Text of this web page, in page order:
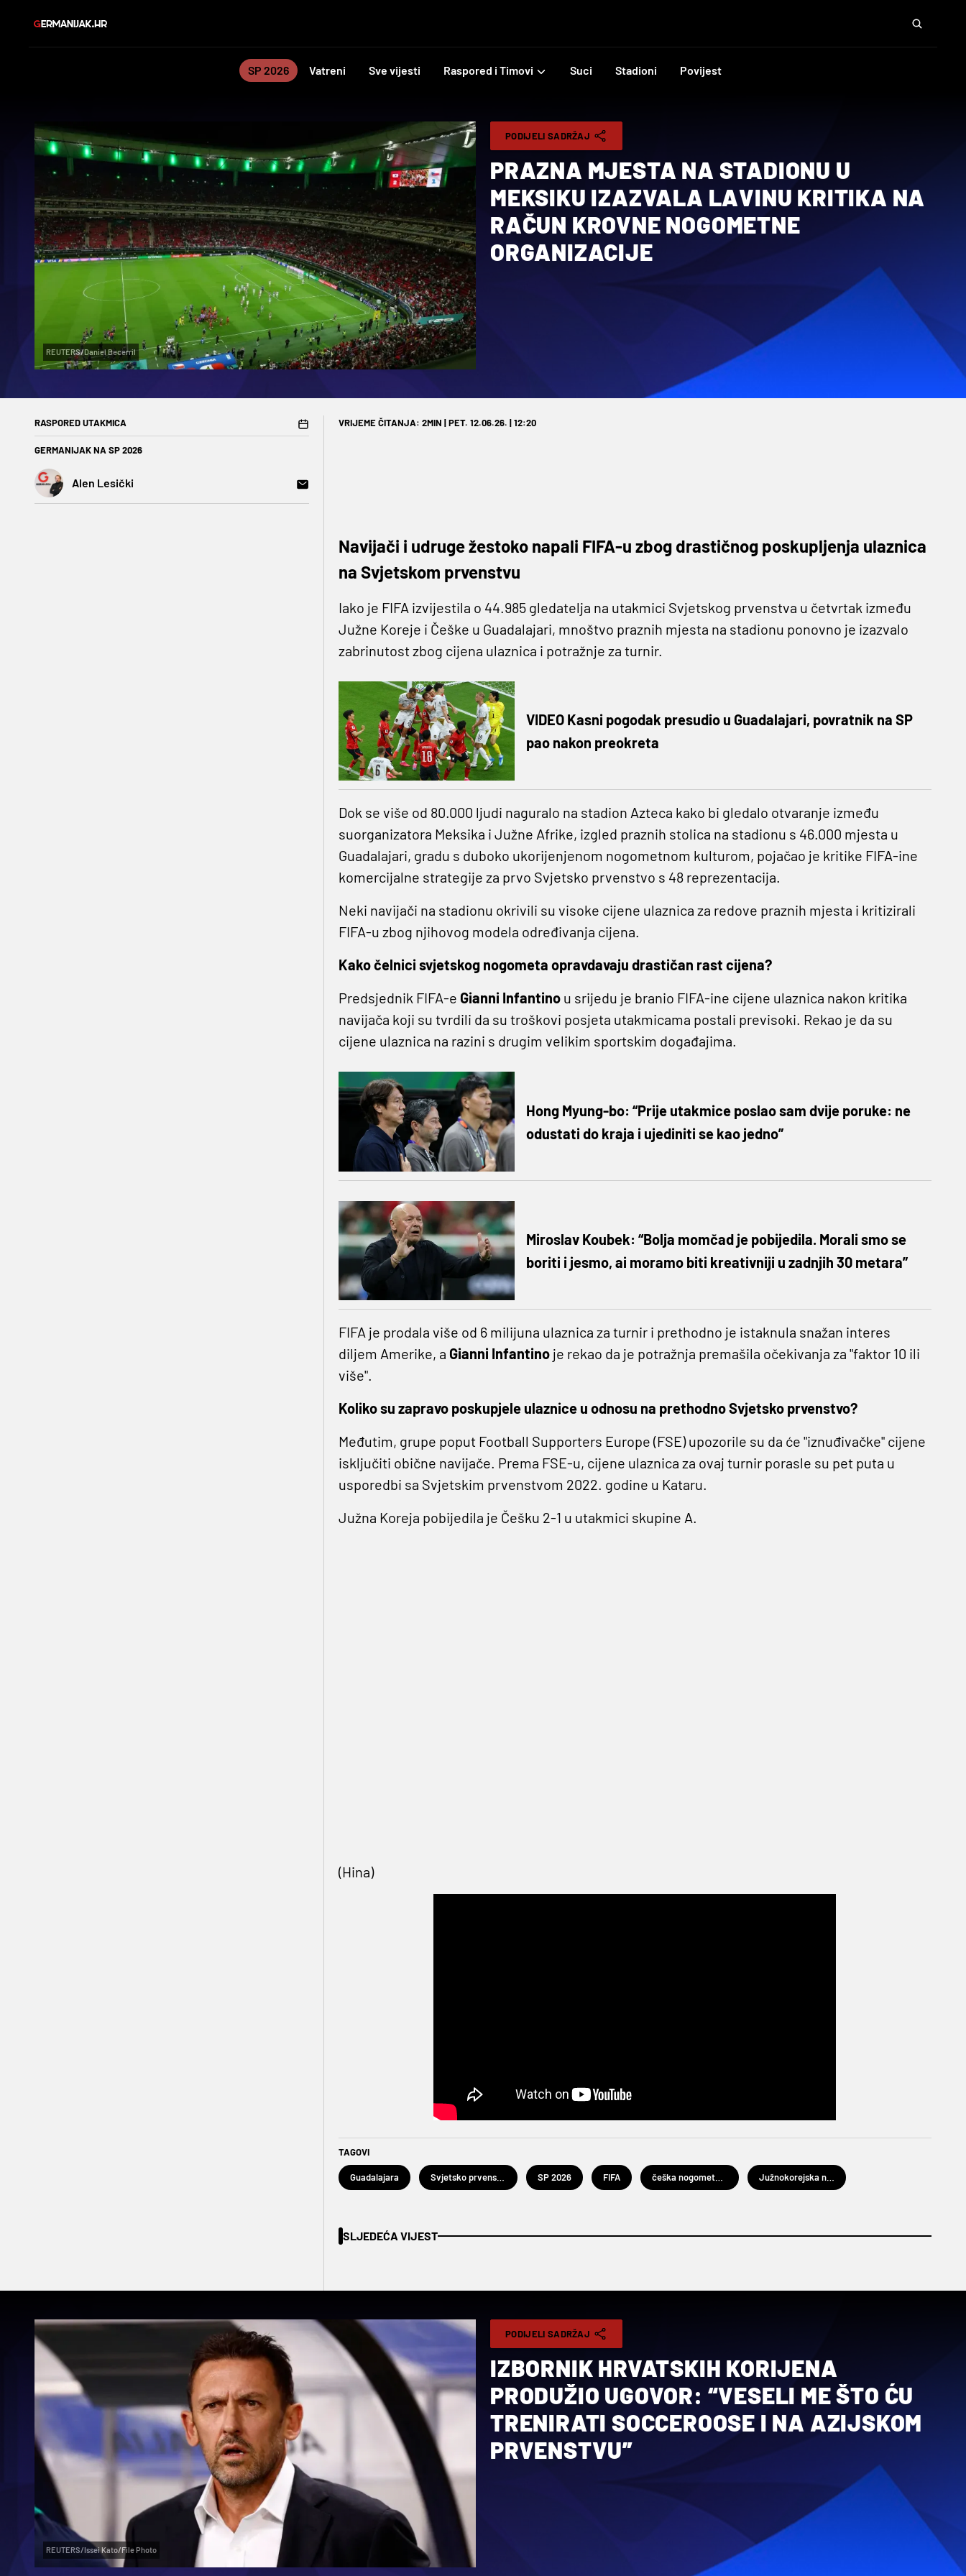
SP 2026 Vatreni Sve vijesti Raspored i Timovi Suci Stadioni Povijest
REUTERS/Daniel Becerril
PODIJELI SADRŽAJ
PRAZNA MJESTA NA STADIONU U
MEKSIKU IZAZVALA LAVINU KRITIKA NA
RAČUN KROVNE NOGOMETNE
ORGANIZACIJE
RASPORED UTAKMICA
GERMANIJAK NA SP 2026
Alen Lesički
VRIJEME ČITANJA: 2MIN | PET. 12.06.26. | 12:20
Navijači i udruge žestoko napali FIFA-u zbog drastičnog poskupljenja ulaznica
na Svjetskom prvenstvu
Iako je FIFA izvijestila o 44.985 gledatelja na utakmici Svjetskog prvenstva u četvrtak između
Južne Koreje i Češke u Guadalajari, mnoštvo praznih mjesta na stadionu ponovno je izazvalo
zabrinutost zbog cijena ulaznica i potražnje za turnir.
VIDEO Kasni pogodak presudio u Guadalajari, povratnik na SP
pao nakon preokreta
Dok se više od 80.000 ljudi naguralo na stadion Azteca kako bi gledalo otvaranje između
suorganizatora Meksika i Južne Afrike, izgled praznih stolica na stadionu s 46.000 mjesta u
Guadalajari, gradu s duboko ukorijenjenom nogometnom kulturom, pojačao je kritike FIFA-ine
komercijalne strategije za prvo Svjetsko prvenstvo s 48 reprezentacija.
Neki navijači na stadionu okrivili su visoke cijene ulaznica za redove praznih mjesta i kritizirali
FIFA-u zbog njihovog modela određivanja cijena.
Kako čelnici svjetskog nogometa opravdavaju drastičan rast cijena?
Predsjednik FIFA-e Gianni Infantinou srijedu je branio FIFA-ine cijene ulaznica nakon kritika
navijača koji su tvrdili da su troškovi posjeta utakmicama postali previsoki. Rekao je da su
cijene ulaznica na razini s drugim velikim sportskim događajima.
Hong Myung-bo: “Prije utakmice poslao sam dvije poruke: ne
odustati do kraja i ujediniti se kao jedno”
Miroslav Koubek: “Bolja momčad je pobijedila. Morali smo se
boriti i jesmo, ai moramo biti kreativniji u zadnjih 30 metara”
FIFA je prodala više od 6 milijuna ulaznica za turnir i prethodno je istaknula snažan interes
diljem Amerike, a Gianni Infantinoje rekao da je potražnja premašila očekivanja za "faktor 10 ili
više".
Koliko su zapravo poskupjele ulaznice u odnosu na prethodno Svjetsko prvenstvo?
Međutim, grupe poput Football Supporters Europe (FSE) upozorile su da će "iznuđivačke" cijene
isključiti obične navijače. Prema FSE-u, cijene ulaznica za ovaj turnir porasle su pet puta u
usporedbi sa Svjetskim prvenstvom 2022. godine u Kataru.
Južna Koreja pobijedila je Češku 2-1 u utakmici skupine A.
(Hina)
TAGOVI
Guadalajara Svjetsko prvenstvo u nogometu 2026. SP 2026 FIFA češka nogometna reprezentacija Južnokorejska nogometna reprezentacija
SLJEDEĆA VIJEST
REUTERS/Issei Kato/File Photo
PODIJELI SADRŽAJ
IZBORNIK HRVATSKIH KORIJENA
PRODUŽIO UGOVOR: “VESELI ME ŠTO ĆU
TRENIRATI SOCCEROOSE I NA AZIJSKOM
PRVENSTVU”